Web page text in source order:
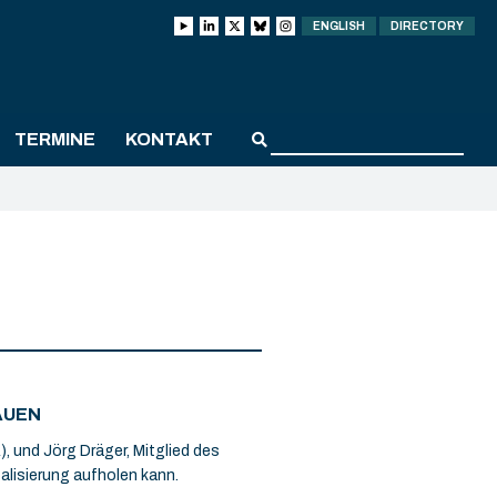
ENGLISH DIRECTORY
TERMINE KONTAKT
und Jörg Dräger, Mitglied des
aufholen kann.